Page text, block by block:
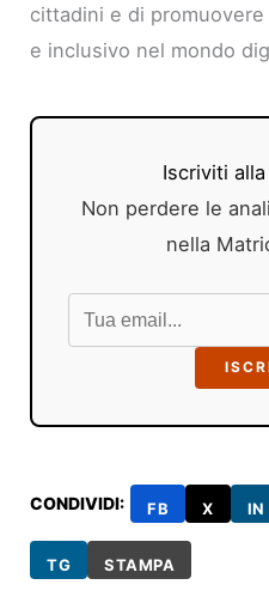
cittadini e di
e inclusivo nel mondo
Iscriviti
Non perdere le
nella
CONDIVIDI: FB X IN
TG STAMPA